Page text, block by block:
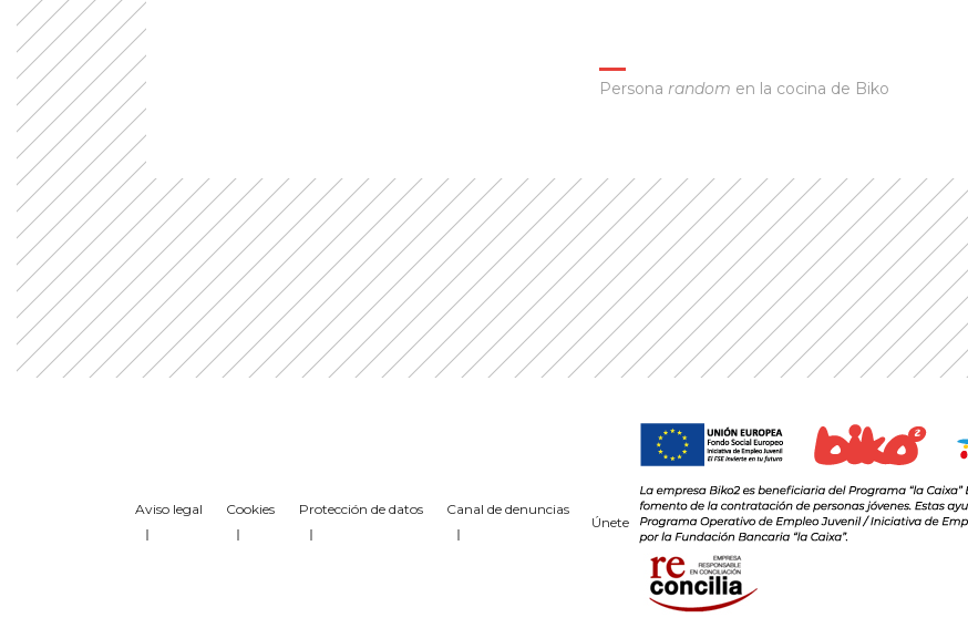
Persona random en la cocina de Biko
Aviso legal Cookies Protección de datos
Canal de denuncias
Únete